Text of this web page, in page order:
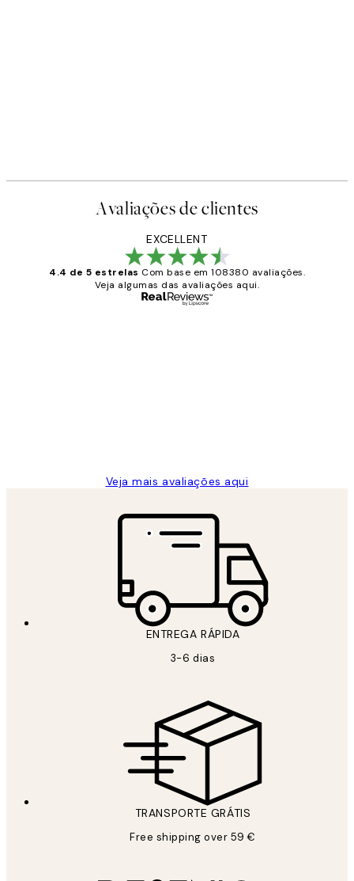
Avaliações de clientes
EXCELLENT
4.4 de 5 estrelas Com base em 108380 avaliações.
Veja algumas das avaliações aqui.
Veja mais avaliações aqui
ENTREGA RÁPIDA
3-6 dias
TRANSPORTE GRÁTIS
Free shipping over 59 €